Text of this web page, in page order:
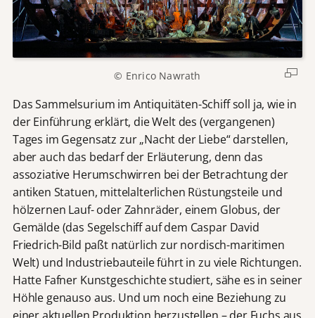
© Enrico Nawrath
Das Sammelsurium im Antiquitäten-Schiff soll ja, wie in
der Einführung erklärt, die Welt des (vergangenen)
Tages im Gegensatz zur „Nacht der Liebe“ darstellen,
aber auch das bedarf der Erläuterung, denn das
assoziative Herumschwirren bei der Betrachtung der
antiken Statuen, mittelalterlichen Rüstungsteile und
hölzernen Lauf- oder Zahnräder, einem Globus, der
Gemälde (das Segelschiff auf dem Caspar David
Friedrich-Bild paßt natürlich zur nordisch-maritimen
Welt) und Industriebauteile führt in zu viele Richtungen.
Hatte Fafner Kunstgeschichte studiert, sähe es in seiner
Höhle genauso aus. Und um noch eine Beziehung zu